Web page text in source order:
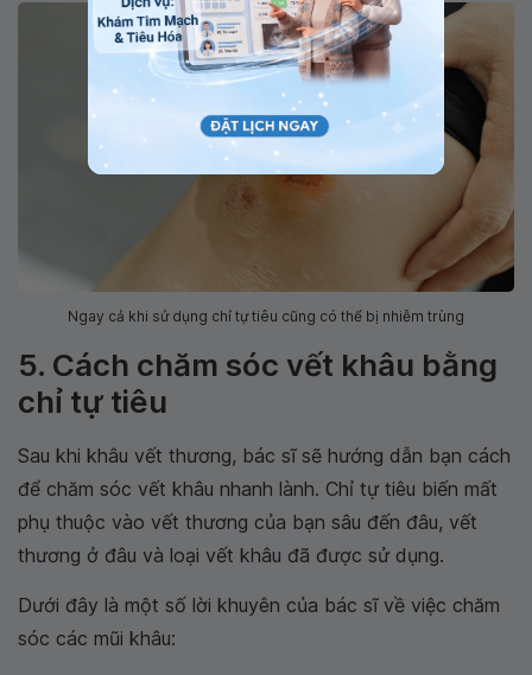
Ngay cả khi sử dụng chỉ tự tiêu cũng có thể bị nhiễm trùng
5. Cách chăm sóc vết khâu bằng
chỉ tự tiêu
Sau khi khâu vết thương, bác sĩ sẽ hướng dẫn bạn cách
để chăm sóc vết khâu nhanh lành. Chỉ tự tiêu biến mất
phụ thuộc vào vết thương của bạn sâu đến đâu, vết
thương ở đâu và loại vết khâu đã được sử dụng.
Dưới đây là một số lời khuyên của bác sĩ về việc chăm
sóc các mũi khâu: